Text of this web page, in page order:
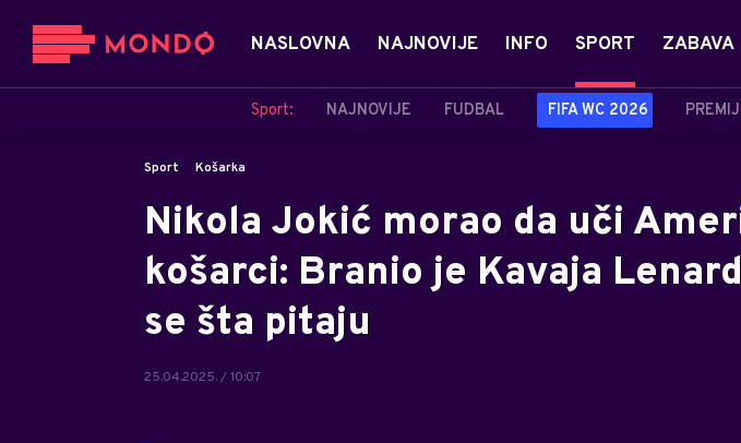
NASLOVNA NAJNOVIJE INFO SPORT
Sport: NAJNOVIJE FUDBAL FIFA WC 2026
ZABAVA
Sport Košarka
Nikola Jokić morao da uči
košarci: Branio je Kavaja
se šta pitaju
25.04.2025. / 10:07